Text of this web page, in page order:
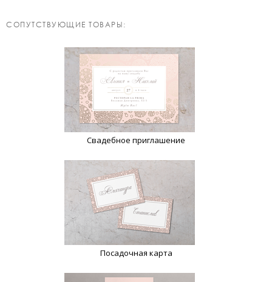
CОПУТСТВУЮЩИЕ ТОВАРЫ:
Свадебное приглашение
Посадочная карта